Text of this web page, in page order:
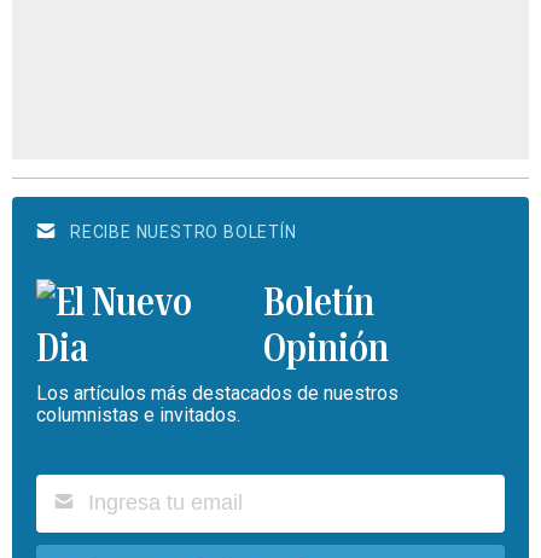
RECIBE NUESTRO BOLETÍN
Boletín
Opinión
Los artículos más destacados de nuestros
columnistas e invitados.